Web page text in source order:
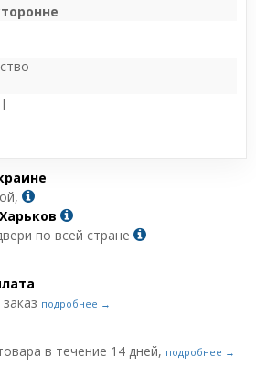
по всей стране
подробнее →
в течение 14 дней, подробнее →